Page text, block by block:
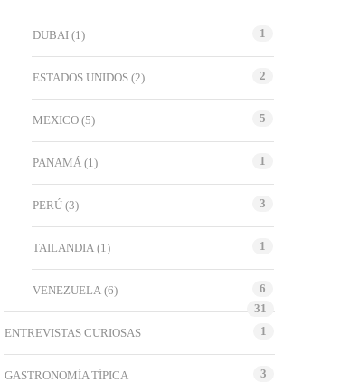
DUBAI (1) 1
ESTADOS UNIDOS (2) 2
MEXICO (5) 5
PANAMÁ (1) 1
PERÚ (3) 3
TAILANDIA (1) 1
VENEZUELA (6)
6
31
ENTREVISTAS CURIOSAS
1
GASTRONOMÍA TÍPICA 3